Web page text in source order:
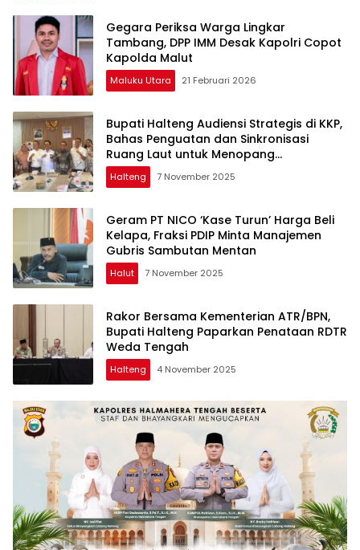
Gegara Periksa Warga Lingkar
Tambang, DPP IMM Desak Kapolri Copot
Kapolda Malut
Maluku Utara 21 Februari 2026
Bupati Halteng Audiensi Strategis di KKP,
Bahas Penguatan dan Sinkronisasi
Ruang Laut untuk Menopang
Pertumbuhan Industri Teluk Weda
Halteng 7 November 2025
Geram PT NICO ‘Kase Turun’ Harga Beli
Kelapa, Fraksi PDIP Minta Manajemen
Gubris Sambutan Mentan
Halut 7 November 2025
Rakor Bersama Kementerian ATR/BPN,
Bupati Halteng Paparkan Penataan RDTR
Weda Tengah
Halteng 4 November 2025